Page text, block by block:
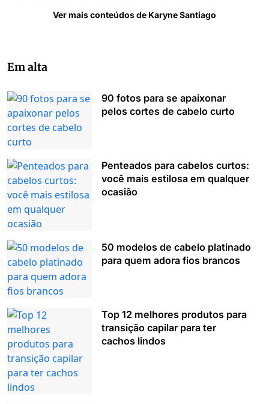
Ver mais conteúdos de Karyne Santiago
Em alta
90 fotos para se apaixonar
pelos cortes de cabelo curto
Penteados para cabelos curtos:
você mais estilosa em qualquer
ocasião
50 modelos de cabelo platinado
para quem adora fios brancos
Top 12 melhores produtos para
transição capilar para ter
cachos lindos